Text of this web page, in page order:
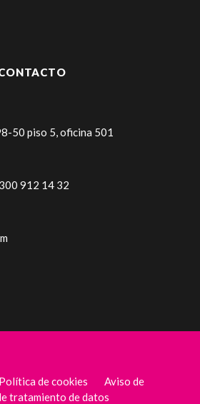
50 piso 5, oficina 501
912 14 32
Política de cookies
Aviso de
tratamiento de datos